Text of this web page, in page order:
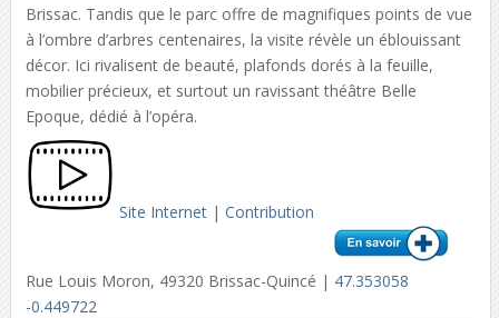
Brissac. Tandis que le parc offre de magnifiques points de vue
à l’ombre d’arbres centenaires, la visite révèle un éblouissant
décor. Ici rivalisent de beauté, plafonds dorés à la feuille,
mobilier précieux, et surtout un ravissant théâtre Belle
Epoque, dédié à l’opéra.
Site Internet| Contribution
Rue Louis Moron, 49320 Brissac-Quincé | 47.353058
-0.449722